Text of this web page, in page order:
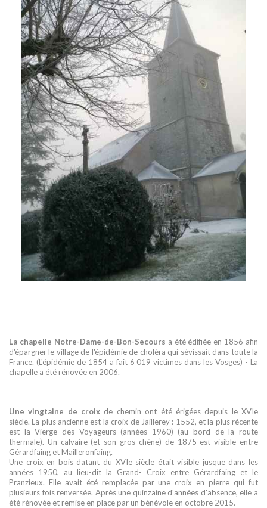
La chapelle Notre-Dame-de-Bon-Secours a été édifiée en 1856 afin
d'épargner le village de l'épidémie de choléra qui sévissait dans toute la
France. (L'épidémie de 1854 a fait 6 019 victimes dans les Vosges) - La
chapelle a été rénovée en 2006.
Une vingtaine de croix de chemin ont été érigées depuis le XVIe
siècle. La plus ancienne est la croix de Jaillerey : 1552, et la plus récente
est la Vierge des Voyageurs (années 1960) (au bord de la route
thermale). Un calvaire (et son gros chêne) de 1875 est visible entre
Gérardfaing et Mailleronfaing.
Une croix en bois datant du XVIe siècle était visible jusque dans les
années 1950, au lieu-dit la Grand- Croix entre Gérardfaing et le
Pranzieux. Elle avait été remplacée par une croix en pierre qui fut
plusieurs fois renversée. Après une quinzaine d'années d'absence, elle a
été rénovée et remise en place par un bénévole en octobre 2015.